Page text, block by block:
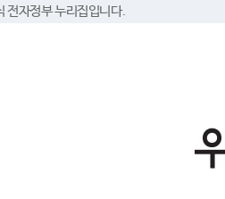
전자정부 누리집입니다.